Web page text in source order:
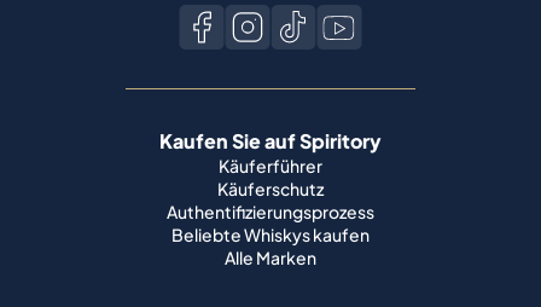
Kaufen Sie auf Spiritory
Käuferführer
Käuferschutz
Authentifizierungsprozess
Beliebte Whiskys kaufen
Alle Marken